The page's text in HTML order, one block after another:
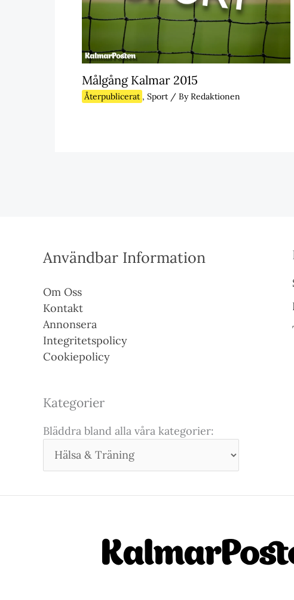
Målgång Kalmar 2015
Återpublicerat , Sport / ByRedaktionen
Användbar Information
Om Oss
Kontakt
Annonsera
Integritetspolicy
Cookiepolicy
Kategorier
Bläddra bland alla våra kategorier: